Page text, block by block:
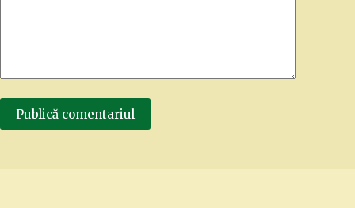
Publică comentariul